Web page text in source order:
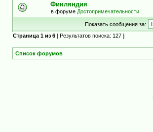
Финляндия
в форуме Достопримечательности
Показать сообщения за:
Страница 1 из 6 [ Результатов поиска: 127 ]
Список форумов